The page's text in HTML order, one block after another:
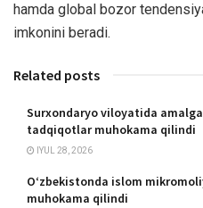
hamda global bozor
imkonini beradi.
Related posts
Surxondaryo viloyatida
tadqiqotlar muhokama qilindi
IYUL 28, 2026
O‘zbekistonda islom
muhokama qilindi